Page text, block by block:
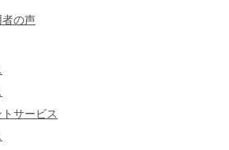
の声
サービス